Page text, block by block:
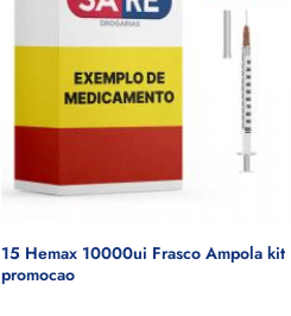
15 Hemax 10000ui Frasco Ampola kit
promocao